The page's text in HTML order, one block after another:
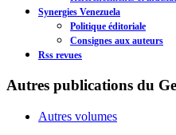
Synergies Venezuela
Politique éditoriale
Consignes aux auteurs
Rss revues
Autres publications du
Autres volumes